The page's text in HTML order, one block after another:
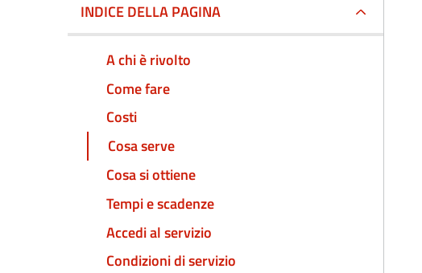
INDICE DELLA PAGINA
A chi è rivolto
Come fare
Costi
Cosa serve
Cosa si ottiene
Tempi e scadenze
Accedi al servizio
Condizioni di servizio